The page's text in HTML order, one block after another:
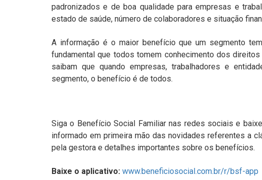
padronizados e de boa qualidade para empresas e
estado de saúde, número de colaboradores e situação
A informação é o maior benefício que um segmento
fundamental que todos tomem conhecimento dos
saibam que quando empresas, trabalhadores e
segmento, o benefício é de todos.
Siga o Benefício Social Familiar nas redes sociais e
informado em primeira mão das novidades referentes a
pela gestora e detalhes importantes sobre os benefícios.
Baixe o aplicativo: www.beneficiosocial.com.br/r/bsf-app